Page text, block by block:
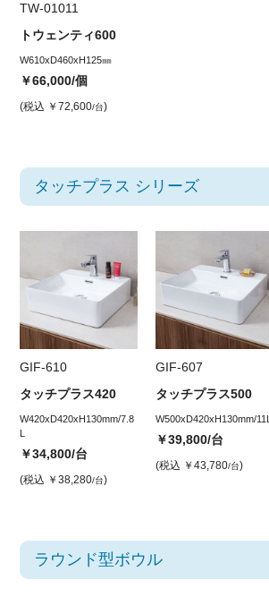
TW-01011
トウェンティ600
W610xD460xH125㎜
￥66,000/個
(税込 ￥72,600/台)
タッチプラス シリーズ
GIF-610
タッチプラス420
W420xD420xH130mm/7.8
L
￥34,800/台
(税込 ￥38,280/台)
GIF-607
タッチプラス500
W500xD420xH130mm/11L
￥39,800/台
(税込 ￥43,780/台)
ラウンド型ボウル